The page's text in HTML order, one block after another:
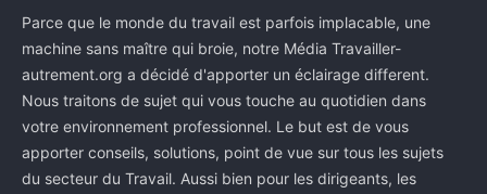
Parce que le monde du travail est parfois implacable, une
machine sans maître qui broie, notre Média Travailler-
autrement.org a décidé d'apporter un éclairage different.
Nous traitons de sujet qui vous touche au quotidien dans
votre environnement professionnel. Le but est de vous
apporter conseils, solutions, point de vue sur tous les sujets
du secteur du Travail. Aussi bien pour les dirigeants, les